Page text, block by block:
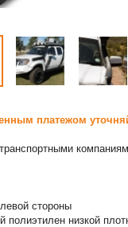
платежом
стороны
низкой